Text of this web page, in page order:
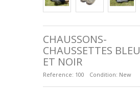
CHAUSSONS-
CHAUSSETTES BLEU
ET NOIR
Reference: 100 Condition: New